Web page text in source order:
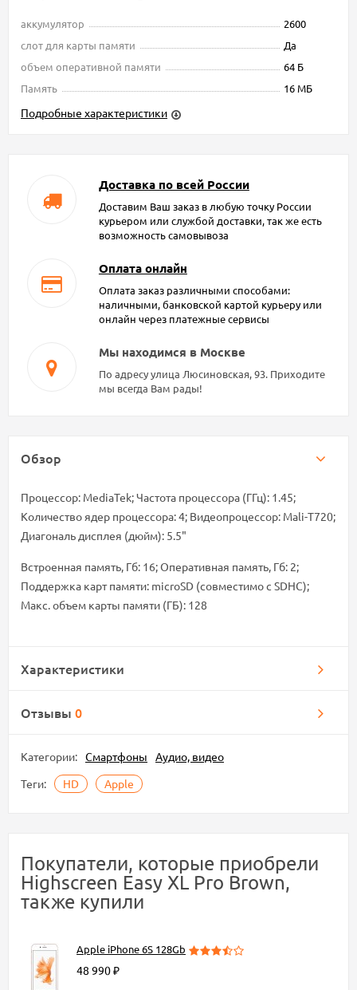
аккумулятор
2600
слот для карты памяти
Да
объем оперативной памяти
64 Б
Память
16 МБ
Подробные характеристики
Доставка по всей России
Доставим Ваш заказ в любую точку России
курьером или службой доставки, так же есть
возможность самовывоза
Оплата онлайн
Оплата заказ различными способами:
наличными, банковской картой курьеру или
онлайн через платежные сервисы
Мы находимся в Москве
По адресу улица Люсиновская, 93. Приходите
мы всегда Вам рады!
Обзор
Процессор: MediaTek; Частота процессора (ГГц): 1.45;
Количество ядер процессора: 4; Видеопроцессор: Mali-Т720;
Диагональ дисплея (дюйм): 5.5"
Встроенная память, Гб: 16; Оперативная память, Гб: 2;
Поддержка карт памяти: microSD (совместимо с SDHC);
Макс. объем карты памяти (ГБ): 128
Характеристики
Отзывы 0
Категории: Смартфоны
Аудио, видео
Теги:
HD Apple
Покупатели, которые приобрели
Highscreen Easy XL Pro Brown,
также купили
Apple iPhone 6S 128Gb
48 990 ₽